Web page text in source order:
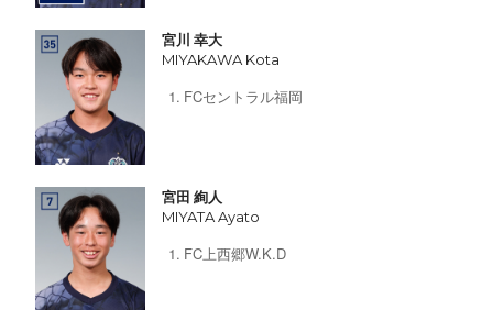
宮川 幸大
MIYAKAWA Kota
FCセントラル福岡
宮田 絢人
MIYATA Ayato
FC上西郷W.K.D